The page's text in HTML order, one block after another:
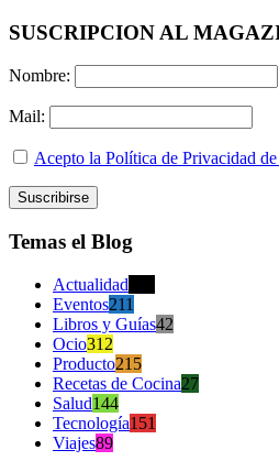
SUSCRIPCION AL
Nombre:
Mail:
Acepto la Política de Privacidad
Temas el Blog
Actualidad
Eventos211
Libros y Guías42
Ocio312
Producto215
Recetas de Cocina27
Salud144
Tecnología151
Viajes89